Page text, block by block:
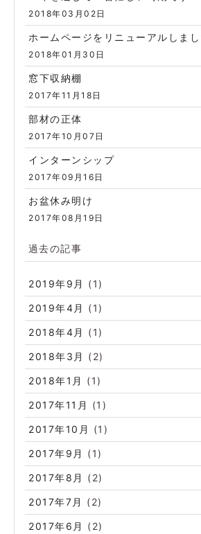
2018年03月02日
ホームページをリニューアルしまし
2018年01月30日
窓下収納棚
2017年11月18日
部材の正体
2017年10月07日
インターンシップ
2017年09月16日
お盆休み明け
2017年08月19日
過去の記事
2019年9月 (1)
2019年4月 (1)
2018年4月 (1)
2018年3月 (2)
2018年1月 (1)
2017年11月 (1)
2017年10月 (1)
2017年9月 (1)
2017年8月 (2)
2017年7月 (2)
2017年6月 (2)